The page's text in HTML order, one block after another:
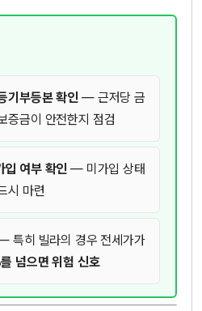
기부등본 확인 — 근저당 금
증금이 안전한지 점검
입 여부 확인 — 미가입 상태
시 마련
특히 빌라의 경우 전세가가
넘으면 위험 신호